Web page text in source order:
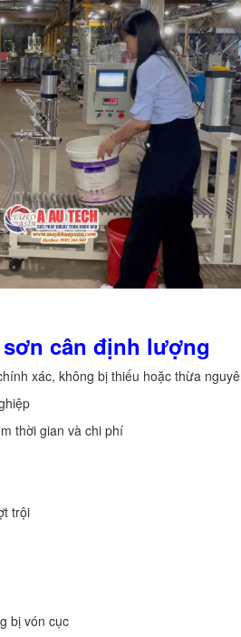
cân định lượng
xác, không bị thiếu hoặc thừa
thời gian và chi phí
trội
bị vón cục